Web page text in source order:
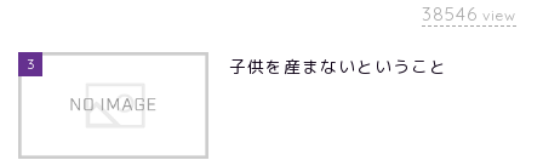
38546 view
3 子供を産まないということ